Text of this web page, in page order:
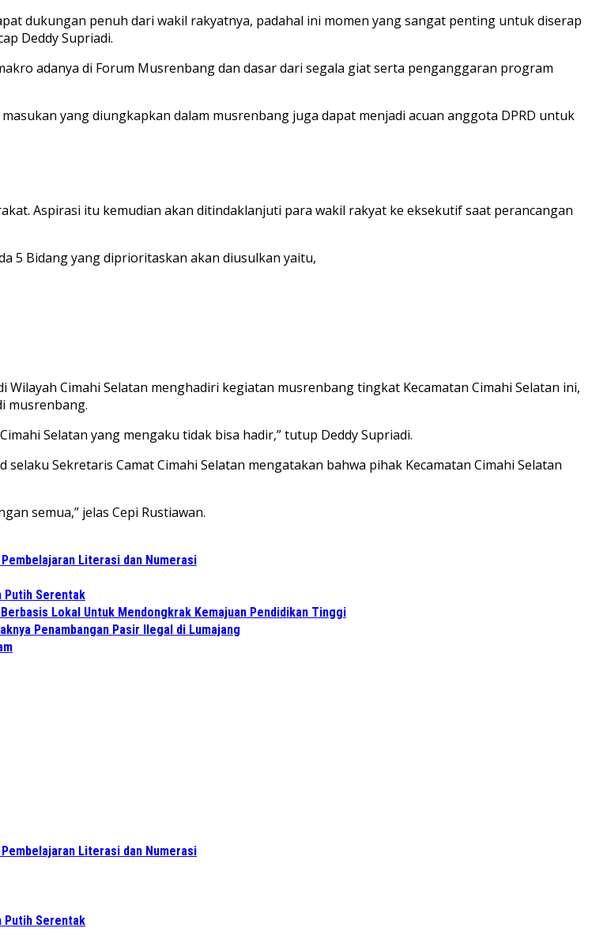
dukungan penuh dari wakil rakyatnya, padahal ini momen yang sangat penting untuk diserap
Deddy Supriadi.
adanya di Forum Musrenbang dan dasar dari segala giat serta penganggaran program
yang diungkapkan dalam musrenbang juga dapat menjadi acuan anggota DPRD untuk
Aspirasi itu kemudian akan ditindaklanjuti para wakil rakyat ke eksekutif saat perancangan
5 Bidang yang diprioritaskan akan diusulkan yaitu,
Cimahi Selatan menghadiri kegiatan musrenbang tingkat Kecamatan Cimahi Selatan ini,
musrenbang.
Selatan yang mengaku tidak bisa hadir,” tutup Deddy Supriadi.
Sekretaris Camat Cimahi Selatan mengatakan bahwa pihak Kecamatan Cimahi Selatan
semua,” jelas Cepi Rustiawan.
Literasi dan Numerasi
Putih Serentak
Lokal Untuk Mendongkrak Kemajuan Pendidikan Tinggi
Penambangan Pasir Ilegal di Lumajang
Literasi dan Numerasi
Putih Serentak